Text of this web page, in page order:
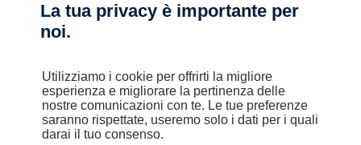
La tua privacy è importante per
noi.
Utilizziamo i cookie per offrirti la migliore
esperienza e migliorare la pertinenza delle
nostre comunicazioni con te. Le tue preferenze
saranno rispettate, useremo solo i dati per i quali
darai il tuo consenso.